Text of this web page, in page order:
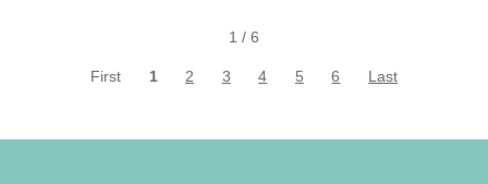
1 / 6
First 1 2 3 4 5 6 Last